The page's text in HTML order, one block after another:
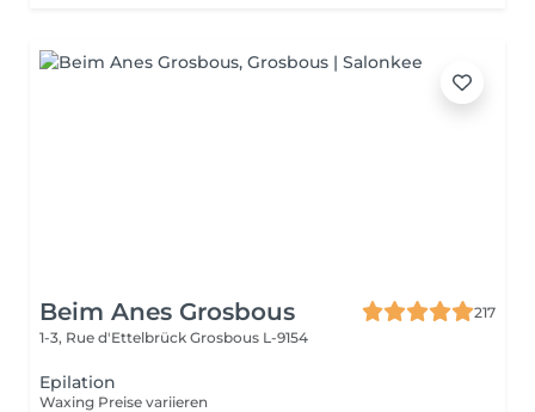
Beim Anes Grosbous
217
1-3, Rue d'Ettelbrück Grosbous L-9154
Epilation
Waxing Preise variieren